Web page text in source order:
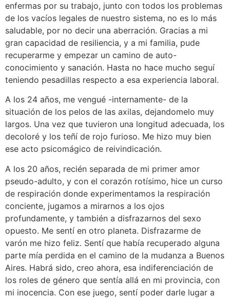
enfermas por su trabajo, junto con todos los problemas
de los vacíos legales de nuestro sistema, no es lo más
saludable, por no decir una aberración. Gracias a mi
gran capacidad de resiliencia, y a mi familia, pude
recuperarme y empezar un camino de auto-
conocimiento y sanación. Hasta no hace mucho seguí
teniendo pesadillas respecto a esa experiencia laboral.
A los 24 años, me vengué -internamente- de la
situación de los pelos de las axilas, dejandomelo muy
largos. Una vez que tuvieron una longitud adecuada, los
decoloré y los teñí de rojo furioso. Me hizo muy bien
ese acto psicomágico de reivindicación.
A los 20 años, recién separada de mi primer amor
pseudo-adulto, y con el corazón rotísimo, hice un curso
de respiración donde experimentamos la respiración
conciente, jugamos a mirarnos a los ojos
profundamente, y también a disfrazarnos del sexo
opuesto. Me sentí en otro planeta. Disfrazarme de
varón me hizo feliz. Sentí que había recuperado alguna
parte mía perdida en el camino de la mudanza a Buenos
Aires. Habrá sido, creo ahora, esa indiferenciación de
los roles de género que sentía allá en mi provincia, con
mi inocencia. Con ese juego, sentí poder darle lugar a